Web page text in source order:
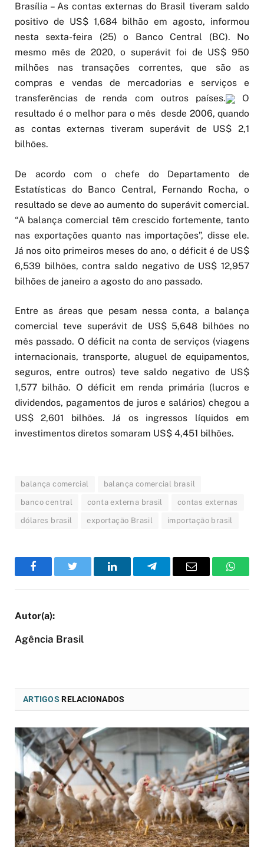
Brasília – As contas externas do Brasil tiveram saldo
positivo de US$ 1,684 bilhão em agosto, informou
nesta sexta-feira (25) o Banco Central (BC). No
mesmo mês de 2020, o superávit foi de US$ 950
milhões nas transações correntes, que são as
compras e vendas de mercadorias e serviços e
transferências de renda com outros países.
O
resultado é o melhor para o mês desde 2006, quando
as contas externas tiveram superávit de US$ 2,1
bilhões.
De acordo com o chefe do Departamento de
Estatísticas do Banco Central, Fernando Rocha, o
resultado se deve ao aumento do superávit comercial.
“A balança comercial têm crescido fortemente, tanto
nas exportações quanto nas importações”, disse ele.
Já nos oito primeiros meses do ano, o déficit é de US$
6,539 bilhões, contra saldo negativo de US$ 12,957
bilhões de janeiro a agosto do ano passado.
Entre as áreas que pesam nessa conta, a balança
comercial teve superávit de US$ 5,648 bilhões no
mês passado. O déficit na conta de serviços (viagens
internacionais, transporte, aluguel de equipamentos,
seguros, entre outros) teve saldo negativo de US$
1,577 bilhão. O déficit em renda primária (lucros e
dividendos, pagamentos de juros e salários) chegou a
US$ 2,601 bilhões. Já os ingressos líquidos em
investimentos diretos somaram US$ 4,451 bilhões.
balança comercial balança comercial brasil
banco central conta externa brasil contas externas
dólares brasil exportação Brasil importação brasil
FacebookTwitter LinkedInTelegramEmail
Agência Brasil
ARTIGOS RELACIONADOS